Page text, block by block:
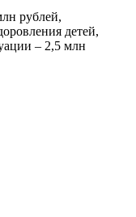
рублей,
детей,
– 2,5 млн